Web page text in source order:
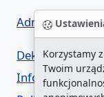
Korzystamy
Twoim
Administrator
Deklaracja
Informacja o